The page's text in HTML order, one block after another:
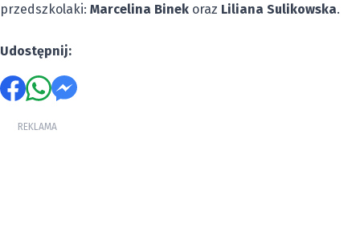
przedszkolaki: Marcelina Binek oraz Liliana Sulikowska.
Udostępnij:
REKLAMA